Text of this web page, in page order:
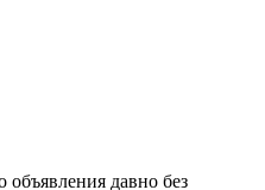
объявления давно без